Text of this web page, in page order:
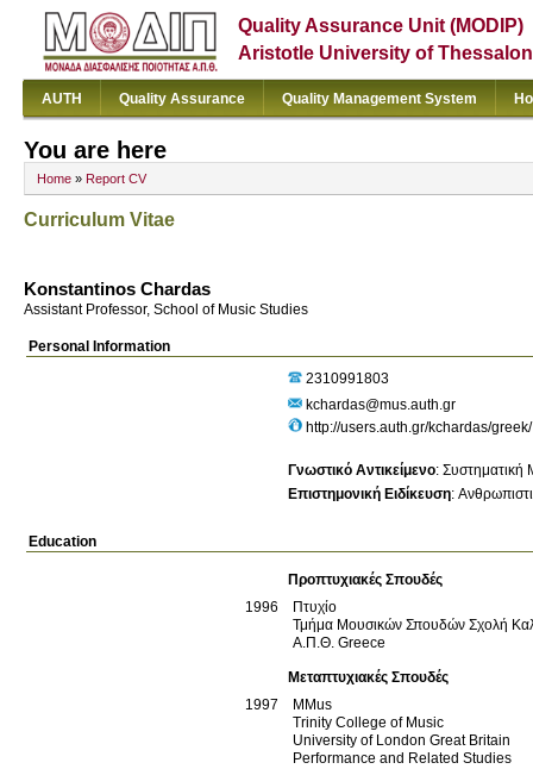
Quality Assurance Unit (MODIP)
Aristotle University of
AUTH Quality Assurance Quality Management System
You are here
Home » Report CV
Curriculum Vitae
Konstantinos Chardas
Assistant Professor, School of Music Studies
Personal Information
2310991803
kchardas@mus.auth.gr
http://users.auth.gr/kchardas/
Γνωστικό Αντικείμενο: Συστηματική
Επιστημονική Ειδίκευση:
Education
Προπτυχιακές Σπουδές
1996
Πτυχίο
Τμήμα Μουσικών Σπουδών Σχολή
Α.Π.Θ. Greece
Μεταπτυχιακές Σπουδές
1997
MMus
Trinity College of Music
University of London Great Britain
Performance and Related Studies